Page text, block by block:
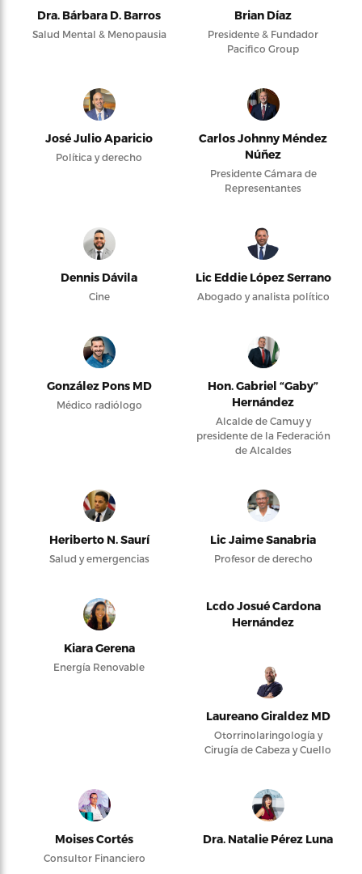
Dra. Bárbara D. Barros
Salud Mental & Menopausia
Brian Díaz
Presidente & Fundador
Pacifico Group
José Julio Aparicio
Política y derecho
Carlos Johnny Méndez
Núñez
Presidente Cámara de
Representantes
Dennis Dávila
Cine
Lic Eddie López Serrano
Abogado y analista político
González Pons MD
Médico radiólogo
Hon. Gabriel “Gaby”
Hernández
Alcalde de Camuy y
presidente de la Federación
de Alcaldes
Heriberto N. Saurí
Salud y emergencias
Lic Jaime Sanabria
Profesor de derecho
Kiara Gerena
Energía Renovable
Lcdo Josué Cardona
Hernández
Laureano Giraldez MD
Otorrinolaringología y
Cirugía de Cabeza y Cuello
Moises Cortés
Consultor Financiero
Dra. Natalie Pérez Luna